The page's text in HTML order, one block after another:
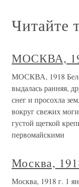
Читайте
МОСКВА,
МОСКВА, 1918
выдалась ранняя,
снег и просохла
вокруг свежих
густой щеткой
первомайскими
Москва,
Москва, 1918 г. 1